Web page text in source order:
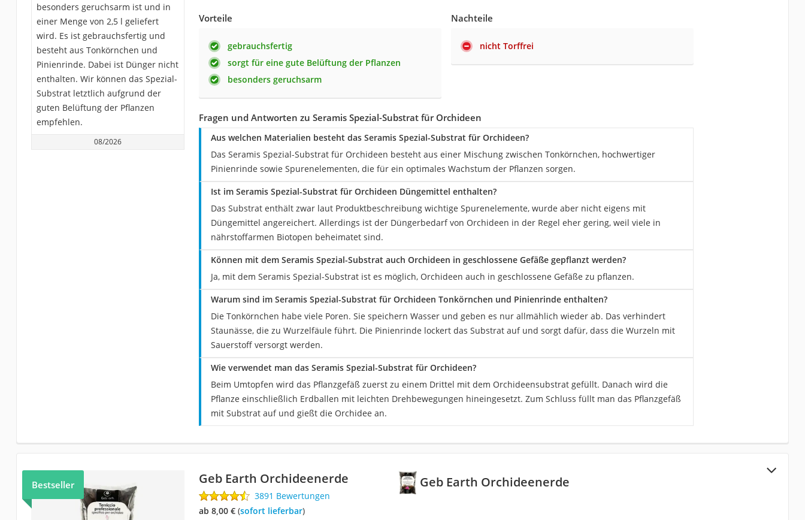
besonders geruchsarm ist und in
einer Menge von 2,5 l geliefert
wird. Es ist gebrauchsfertig und
besteht aus Tonkörnchen und
Pinienrinde. Dabei ist Dünger nicht
enthalten. Wir können das Spezial-
Substrat letztlich aufgrund der
guten Belüftung der Pflanzen
empfehlen.
08/2026
Vorteile
gebrauchsfertig
sorgt für eine gute Belüftung der Pflanzen
besonders geruchsarm
Nachteile
nicht Torffrei
Fragen und Antworten zu Seramis Spezial-Substrat für Orchideen
Aus welchen Materialien besteht das Seramis Spezial-Substrat für Orchideen?
Das Seramis Spezial-Substrat für Orchideen besteht aus einer Mischung zwischen Tonkörnchen, hochwertiger
Pinienrinde sowie Spurenelementen, die für ein optimales Wachstum der Pflanzen sorgen.
Ist im Seramis Spezial-Substrat für Orchideen Düngemittel enthalten?
Das Substrat enthält zwar laut Produktbeschreibung wichtige Spurenelemente, wurde aber nicht eigens mit
Düngemittel angereichert. Allerdings ist der Düngerbedarf von Orchideen in der Regel eher gering, weil viele in
nährstoffarmen Biotopen beheimatet sind.
Können mit dem Seramis Spezial-Substrat auch Orchideen in geschlossene Gefäße gepflanzt werden?
Ja, mit dem Seramis Spezial-Substrat ist es möglich, Orchideen auch in geschlossene Gefäße zu pflanzen.
Warum sind im Seramis Spezial-Substrat für Orchideen Tonkörnchen und Pinienrinde enthalten?
Die Tonkörnchen habe viele Poren. Sie speichern Wasser und geben es nur allmählich wieder ab. Das verhindert
Staunässe, die zu Wurzelfäule führt. Die Pinienrinde lockert das Substrat auf und sorgt dafür, dass die Wurzeln mit
Sauerstoff versorgt werden.
Wie verwendet man das Seramis Spezial-Substrat für Orchideen?
Beim Umtopfen wird das Pflanzgefäß zuerst zu einem Drittel mit dem Orchideensubstrat gefüllt. Danach wird die
Pflanze einschließlich Erdballen mit leichten Drehbewegungen hineingesetzt. Zum Schluss füllt man das Pflanzgefäß
mit Substrat auf und gießt die Orchidee an.
Geb Earth Orchideenerde
Bestseller Geb Earth Orchideenerde
3891 Bewertungen
ab 8,00 €( Sofort lieferbar)